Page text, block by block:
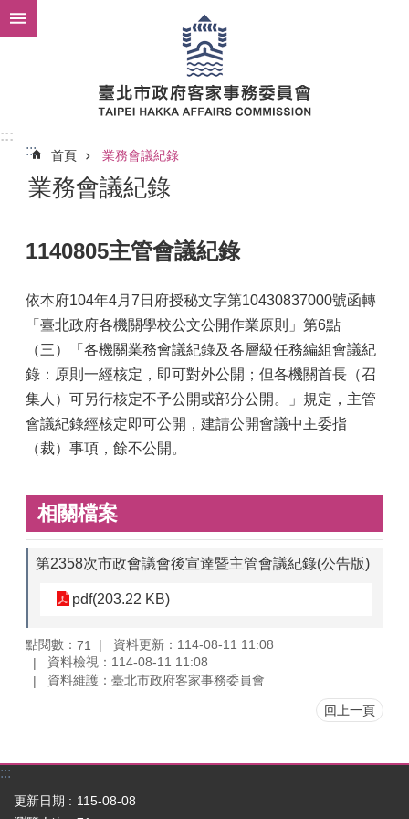
跳到主要內容區塊
:::
:::
首頁 業務會議紀錄
業務會議紀錄
1140805主管會議紀錄
依本府104年4月7日府授秘文字第10430837000號函轉
「臺北政府各機關學校公文公開作業原則」第6點
（三）「各機關業務會議紀錄及各層級任務編組會議紀
錄：原則一經核定，即可對外公開；但各機關首長（召
集人）可另行核定不予公開或部分公開。」規定，主管
會議紀錄經核定即可公開，建請公開會議中主委指
（裁）事項，餘不公開。
相關檔案
第2358次市政會議會後宣達暨主管會議紀錄(公告版)
pdf(203.22 KB)
點閱數： 71
資料更新：114-08-11 11:08
資料檢視：114-08-11 11:08
資料維護：臺北市政府客家事務委員會
回上一頁
:::
更新日期
115-08-08